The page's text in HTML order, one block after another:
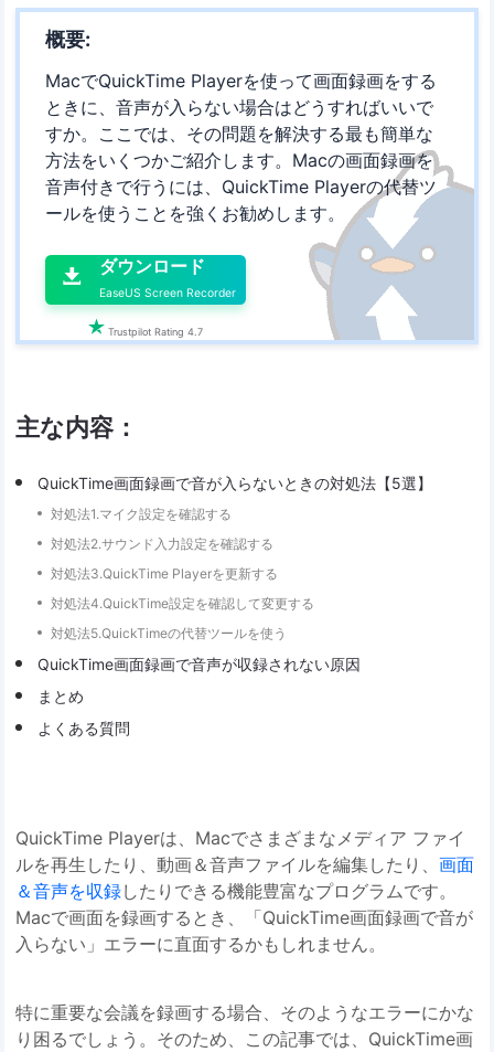
概要:
MacでQuickTime Playerを使って画面録画をする
ときに、音声が入らない場合はどうすればいいで
すか。ここでは、その問題を解決する最も簡単な
方法をいくつかご紹介します。Macの画面録画を
音声付きで行うには、QuickTime Playerの代替ツ
ールを使うことを強くお勧めします。

 ダウンロード
EaseUS Screen Recorder
 Trustpilot Rating 4.7
主な内容：
QuickTime画面録画で音が入らないときの対処法【5選】
対処法1.マイク設定を確認する
対処法2.サウンド入力設定を確認する
対処法3.QuickTime Playerを更新する
対処法4.QuickTime設定を確認して変更する
対処法5.QuickTimeの代替ツールを使う
QuickTime画面録画で音声が収録されない原因
まとめ
よくある質問
QuickTime Playerは、Macでさまざまなメディア ファイ
ルを再生したり、動画＆音声ファイルを編集したり、画面
＆音声を収録したりできる機能豊富なプログラムです。
Macで画面を録画するとき、「QuickTime画面録画で音が
入らない」エラーに直面するかもしれません。
特に重要な会議を録画する場合、そのようなエラーにかな
り困るでしょう。そのため、この記事では、QuickTime画